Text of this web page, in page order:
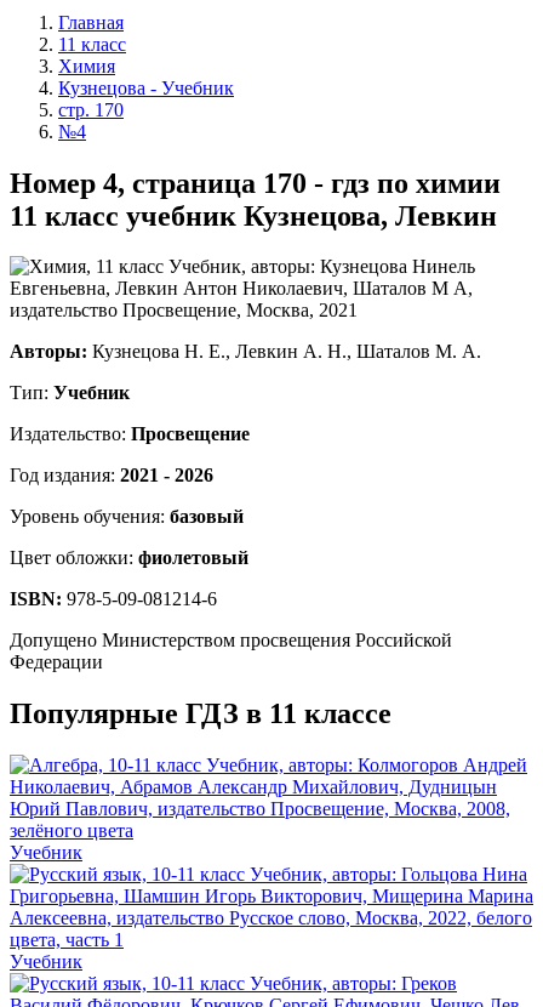
Главная
11 класс
Химия
Кузнецова - Учебник
стр. 170
№4
Номер 4, страница 170 - гдз по химии
11 класс учебник Кузнецова, Левкин
Авторы: Кузнецова Н. Е., Левкин А. Н., Шаталов М. А.
Тип: Учебник
Издательство: Просвещение
Год издания: 2021 - 2026
Уровень обучения: базовый
Цвет обложки: фиолетовый
ISBN: 978-5-09-081214-6
Допущено Министерством просвещения Российской
Федерации
Популярные ГДЗ в 11 классе
Учебник
Учебник